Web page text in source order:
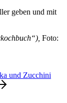
geben und mit
Foto:
und Zucchini